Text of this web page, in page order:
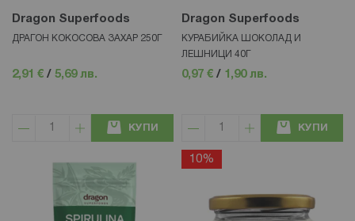
Dragon Superfoods
ДРАГОН КОКОСОВА ЗАХАР 250Г
2,91 € / 5,69 лв.
КУПИ
Dragon Superfoods
КУРАБИЙКА ШОКОЛАД И
ЛЕШНИЦИ 40Г
0,97 € / 1,90 лв.
КУПИ
10%